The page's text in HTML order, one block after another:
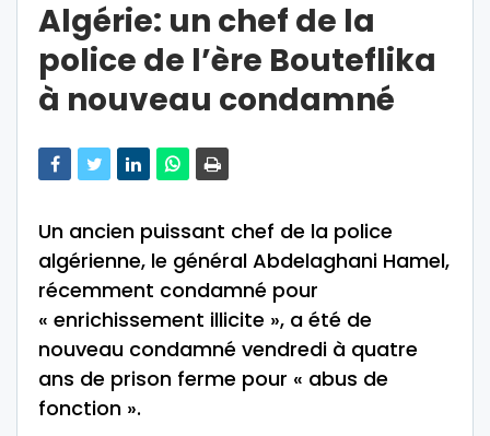
Algérie: un chef de la
police de l’ère Bouteflika
à nouveau condamné
Un ancien puissant chef de la police
algérienne, le général Abdelaghani Hamel,
récemment condamné pour
« enrichissement illicite », a été de
nouveau condamné vendredi à quatre
ans de prison ferme pour « abus de
fonction ».